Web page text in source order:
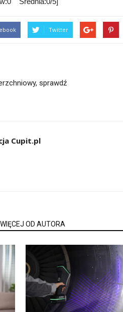
Twitter
sprawdź
Cupit.pl
WIĘCEJ OD AUTORA